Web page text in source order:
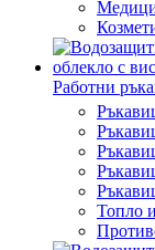
Работни
Топло